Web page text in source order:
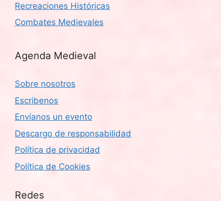
Recreaciones Históricas
Combates Medievales
Agenda Medieval
Sobre nosotros
Escribenos
Envíanos un evento
Descargo de responsabilidad
Política de privacidad
Política de Cookies
Redes